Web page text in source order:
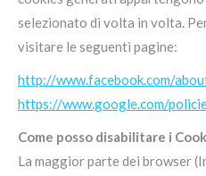
selezionato di volta in volta.
visitare le seguenti pagine:
http://www.facebook.com/
https://www.google.com/
Come posso disabilitare i
La maggior parte dei browser